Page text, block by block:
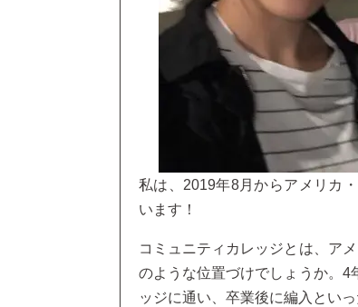
私は、2019年8月からアメリカ
います！
コミュニティカレッジとは、ア
のような位置づけでしょうか。4
ッジに通い、卒業後に編入とい